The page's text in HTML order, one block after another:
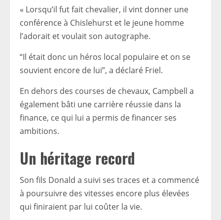
« Lorsqu’il fut fait chevalier, il vint donner une
conférence à Chislehurst et le jeune homme
l’adorait et voulait son autographe.
“Il était donc un héros local populaire et on se
souvient encore de lui”, a déclaré Friel.
En dehors des courses de chevaux, Campbell a
également bâti une carrière réussie dans la
finance, ce qui lui a permis de financer ses
ambitions.
Un héritage record
Son fils Donald a suivi ses traces et a commencé
à poursuivre des vitesses encore plus élevées
qui finiraient par lui coûter la vie.